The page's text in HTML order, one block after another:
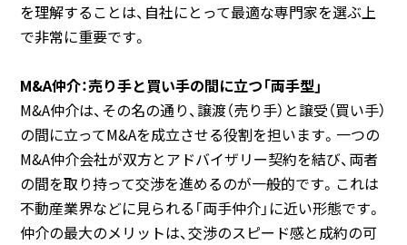
を理解することは、自社にとって最適な専門家を選ぶ上
で非常に重要です。
M&A仲介：売り手と買い手の間に立つ「両手型」
M&A仲介は、その名の通り、譲渡（売り手）と譲受（買い手）
の間に立ってM&Aを成立させる役割を担います。一つの
M&A仲介会社が双方とアドバイザリー契約を結び、両者
の間を取り持って交渉を進めるのが一般的です。これは
不動産業界などに見られる「両手仲介」に近い形態です。
仲介の最大のメリットは、交渉のスピード感と成約の可